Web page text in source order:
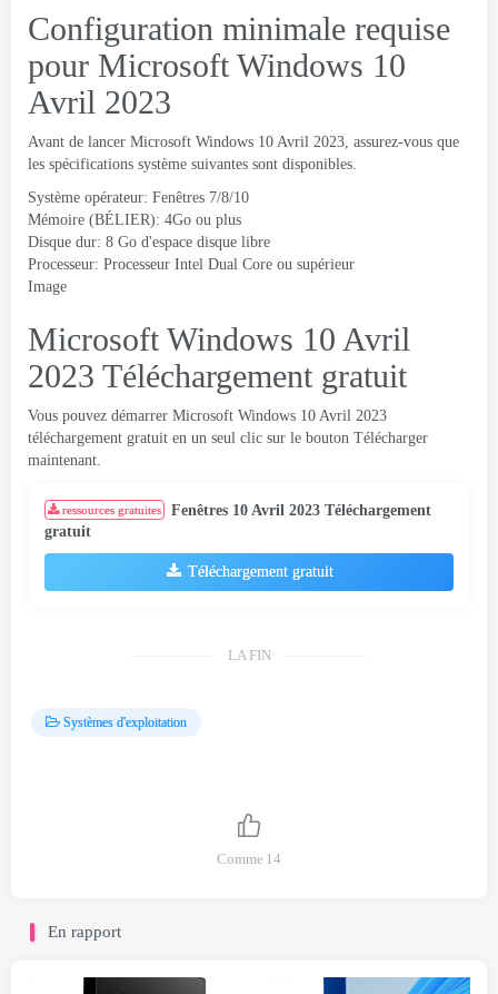
Configuration minimale requise
pour Microsoft Windows 10
Avril 2023
Avant de lancer Microsoft Windows 10 Avril 2023, assurez-vous que
les spécifications système suivantes sont disponibles.
Système opérateur: Fenêtres 7/8/10
Mémoire (BÉLIER): 4Go ou plus
Disque dur: 8 Go d'espace disque libre
Processeur: Processeur Intel Dual Core ou supérieur
Image
Microsoft Windows 10 Avril
2023 Téléchargement gratuit
Vous pouvez démarrer Microsoft Windows 10 Avril 2023
téléchargement gratuit en un seul clic sur le bouton Télécharger
maintenant.
ressources gratuites
Fenêtres 10 Avril 2023 Téléchargement
gratuit
Téléchargement gratuit
LA FIN
Systèmes d'exploitation
Comme 14
En rapport